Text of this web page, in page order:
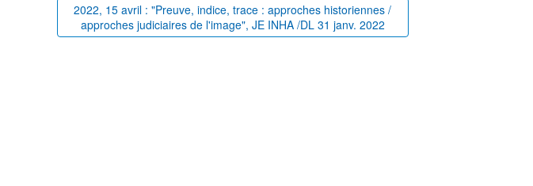
2022, 15 avril : "Preuve, indice, trace : approches historiennes /
approches judiciaires de l'image", JE INHA /DL 31 janv. 2022